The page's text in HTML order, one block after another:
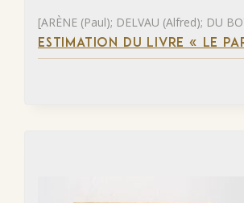
[ARÈNE (Paul); DELVAU (Alfred); DU
ESTIMATION DU LIVRE « LE